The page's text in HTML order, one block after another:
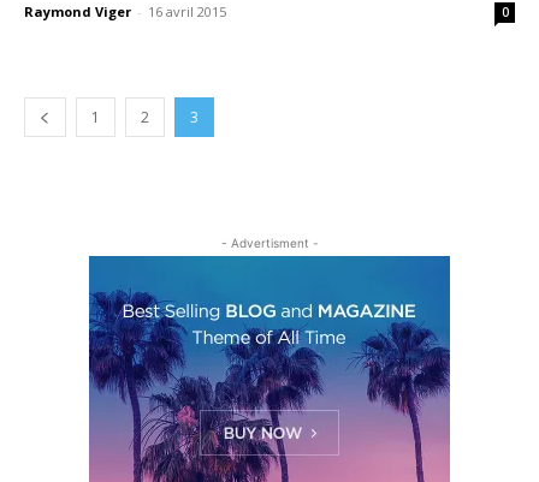
Raymond Viger - 16 avril 2015 0
1 2 3
- Advertisment -